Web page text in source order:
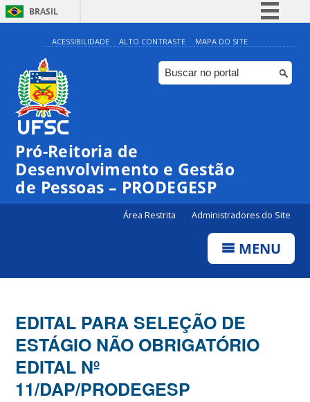
BRASIL
Simplifique!
Comunica BR
Participe
ACESSIBILIDADE ALTO CONTRASTE MAPA DO SITE
Pró-Reitoria de
Desenvolvimento e Gestão
de Pessoas – PRODEGESP
Área Restrita Administradores do Site
MENU
EDITAL PARA SELEÇÃO DE
ESTÁGIO NÃO OBRIGATÓRIO
EDITAL Nº
11/DAP/PRODEGESP